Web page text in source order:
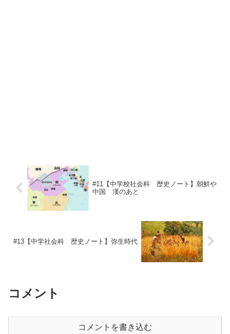
#11【中学校社会科 歴史ノート】朝鮮や
中国 漢のあと
#13【中学社会科 歴史ノート】弥生時代
コメント
コメントを書き込む